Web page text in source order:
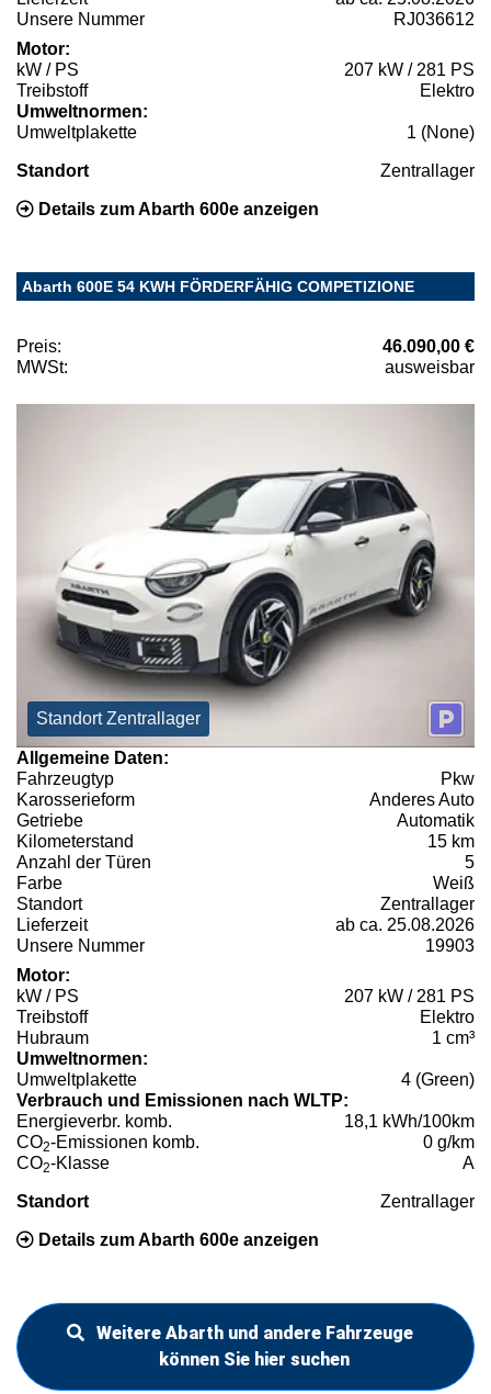
Unsere Nummer
RJ036612
Motor:
kW / PS
207 kW / 281 PS
Treibstoff
Elektro
Umweltnormen:
Umweltplakette
1 (None)
Standort Zentrallager
Details zum Abarth 600e anzeigen
Abarth 600E 54 KWH FÖRDERFÄHIG COMPETIZIONE
Preis:
46.090,00 €
MWSt:
ausweisbar
Standort Zentrallager
Allgemeine Daten:
Fahrzeugtyp
Pkw
Karosserieform
Anderes Auto
Getriebe
Automatik
Kilometerstand
15 km
Anzahl der Türen
5
Farbe
Weiß
Standort
Zentrallager
Lieferzeit
ab ca. 25.08.2026
Unsere Nummer
19903
Motor:
kW / PS
207 kW / 281 PS
Treibstoff
Elektro
Hubraum
1 cm³
Umweltnormen:
Umweltplakette
4 (Green)
Verbrauch und Emissionen nach WLTP:
Energieverbr. komb.
18,1 kWh/100km
CO2-Emissionen komb.
0 g/km
CO2-Klasse A
Standort Zentrallager
Details zum Abarth 600e anzeigen
Weitere Abarth und andere Fahrzeuge
können Sie hier suchen